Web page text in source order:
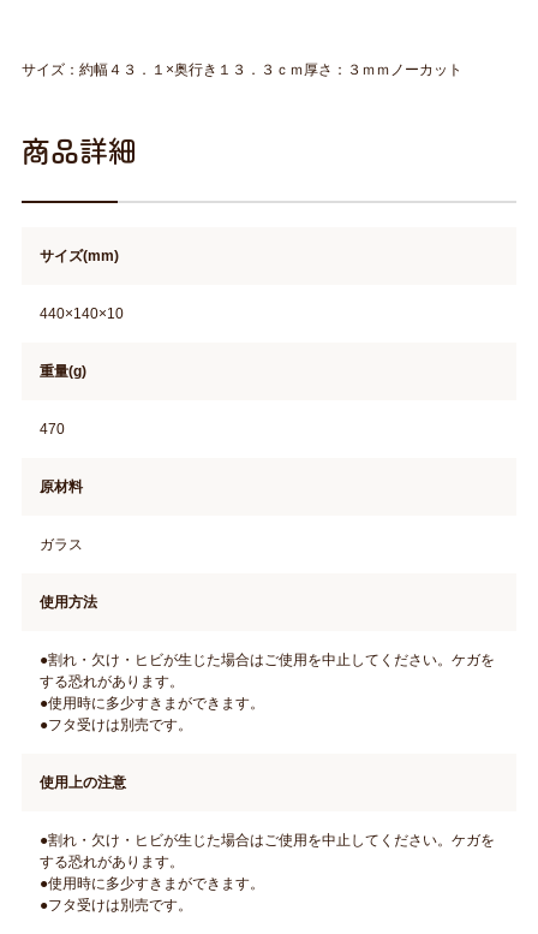
サイズ：約幅４３．１×奥行き１３．３ｃｍ厚さ：３ｍｍノーカット
商品詳細
サイズ(mm)
440×140×10
重量(g)
470
原材料
ガラス
使用方法
●割れ・欠け・ヒビが生じた場合はご使用を中止してください。ケガを
する恐れがあります。
●使用時に多少すきまができます。
●フタ受けは別売です。
使用上の注意
●割れ・欠け・ヒビが生じた場合はご使用を中止してください。ケガを
する恐れがあります。
●使用時に多少すきまができます。
●フタ受けは別売です。